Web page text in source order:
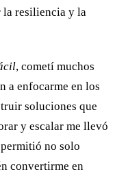
la resiliencia y la
, cometí muchos
a enfocarme en los
soluciones que
y escalar me llevó
no solo
convertirme en